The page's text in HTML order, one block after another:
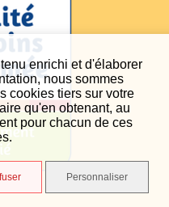
enrichi et d'élaborer
nous sommes
cookies tiers sur votre
qu'en obtenant, au
pour chacun de ces
Personnaliser